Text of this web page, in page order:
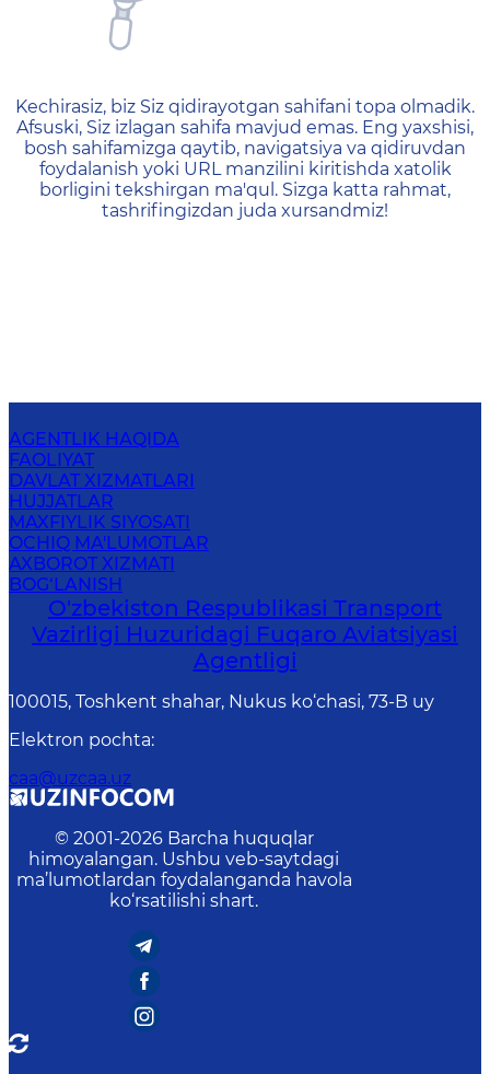
404 — Страница не
Kechirasiz, biz Siz qidirayotgan sahifani topa olmadik.
Afsuski, Siz izlagan sahifa mavjud emas. Eng yaxshisi,
bosh sahifamizga qaytib, navigatsiya va qidiruvdan
foydalanish yoki URL manzilini kiritishda xatolik
borligini tekshirgan ma'qul. Sizga katta rahmat,
tashrifingizdan juda xursandmiz!
AGENTLIK HAQIDA
FAOLIYAT
DAVLAT XIZMATLARI
HUJJATLAR
MAXFIYLIK SIYOSATI
OCHIQ MA'LUMOTLAR
AXBOROT XIZMATI
BOG‘LANISH
O'zbekiston Respublikasi Transport
Vazirligi Huzuridagi Fuqaro Aviatsiyasi
Agentligi
100015, Toshkent shahar, Nukus ko‘chasi, 73-B uу
Elektron pochta:
caa@uzcaa.uz
© 2001-2026 Barcha huquqlar
himoyalangan. Ushbu veb-saytdagi
ma’lumotlardan foydalanganda havola
ko‘rsatilishi shart.